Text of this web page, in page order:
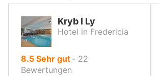
Kryb I Ly
Hotel in Fredericia
8.5von
10,
Sehr gut ‐ 22
Bewertungen